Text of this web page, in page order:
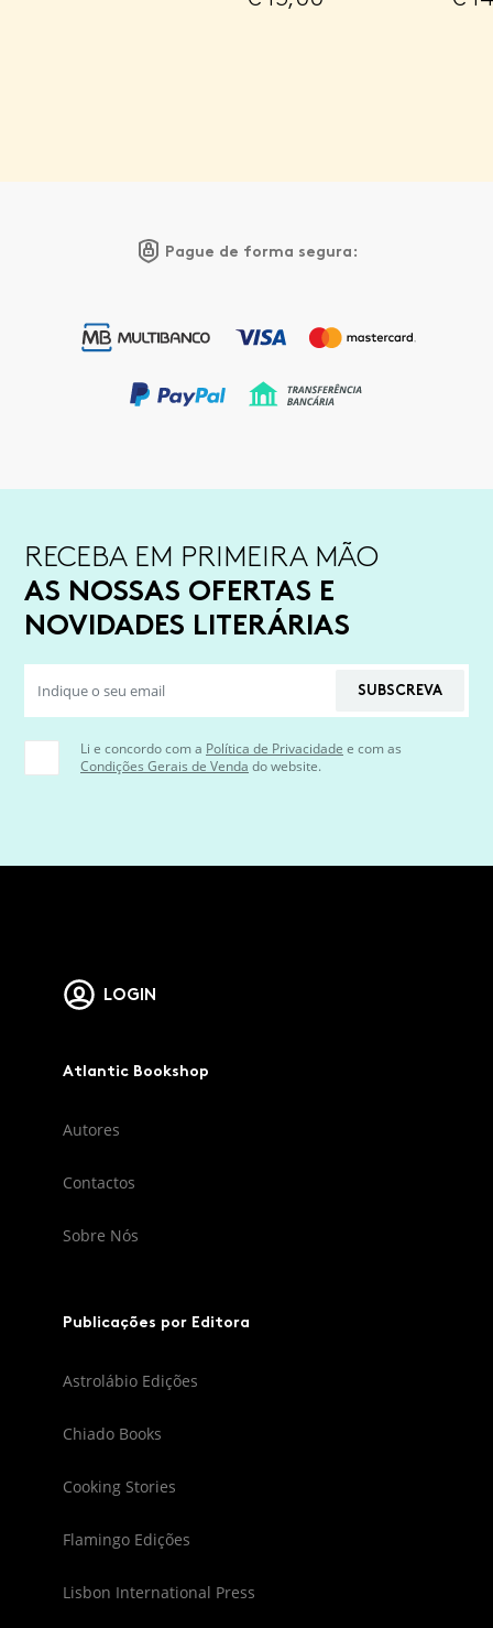
Pague de forma segura:
RECEBA EM PRIMEIRA MÃO
AS NOSSAS OFERTAS E
NOVIDADES LITERÁRIAS
SUBSCREVA
Li e concordo com a Política de Privacidade e com as
Condições Gerais de Venda do website.
LOGIN
Atlantic Bookshop
Autores
Contactos
Sobre Nós
Publicações por Editora
Astrolábio Edições
Chiado Books
Cooking Stories
Flamingo Edições
Lisbon International Press